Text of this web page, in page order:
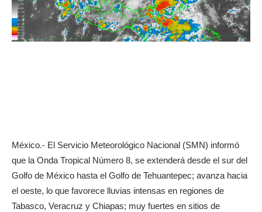
México.- El Servicio Meteorológico Nacional (SMN) informó
que la Onda Tropical Número 8, se extenderá desde el sur del
Golfo de México hasta el Golfo de Tehuantepec; avanza hacia
el oeste, lo que favorece lluvias intensas en regiones de
Tabasco, Veracruz y Chiapas; muy fuertes en sitios de